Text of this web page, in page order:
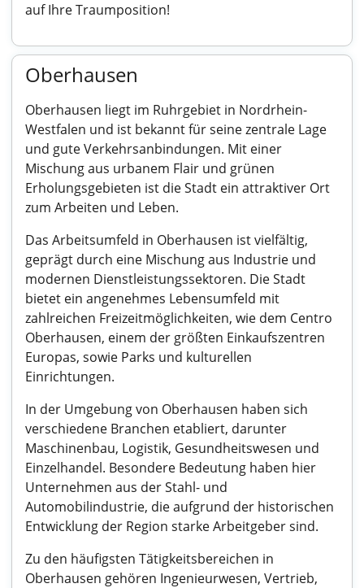
auf Ihre Traumposition!
Oberhausen
Oberhausen liegt im Ruhrgebiet in Nordrhein-
Westfalen und ist bekannt für seine zentrale Lage
und gute Verkehrsanbindungen. Mit einer
Mischung aus urbanem Flair und grünen
Erholungsgebieten ist die Stadt ein attraktiver Ort
zum Arbeiten und Leben.
Das Arbeitsumfeld in Oberhausen ist vielfältig,
geprägt durch eine Mischung aus Industrie und
modernen Dienstleistungssektoren. Die Stadt
bietet ein angenehmes Lebensumfeld mit
zahlreichen Freizeitmöglichkeiten, wie dem Centro
Oberhausen, einem der größten Einkaufszentren
Europas, sowie Parks und kulturellen
Einrichtungen.
In der Umgebung von Oberhausen haben sich
verschiedene Branchen etabliert, darunter
Maschinenbau, Logistik, Gesundheitswesen und
Einzelhandel. Besondere Bedeutung haben hier
Unternehmen aus der Stahl- und
Automobilindustrie, die aufgrund der historischen
Entwicklung der Region starke Arbeitgeber sind.
Zu den häufigsten Tätigkeitsbereichen in
Oberhausen gehören Ingenieurwesen, Vertrieb,